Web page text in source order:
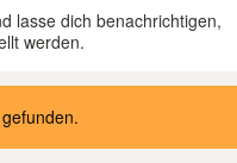
lasse dich benachrichtigen,
werden.